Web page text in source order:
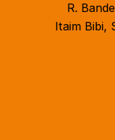
R.
Itaim Bibi,